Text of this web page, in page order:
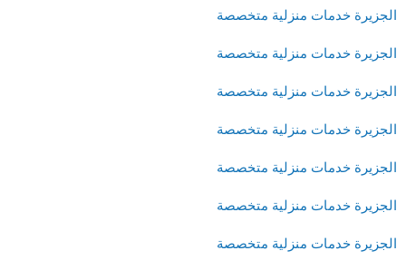
الجزيرة خدمات منزلية متخصصة
الجزيرة خدمات منزلية متخصصة
الجزيرة خدمات منزلية متخصصة
الجزيرة خدمات منزلية متخصصة
الجزيرة خدمات منزلية متخصصة
الجزيرة خدمات منزلية متخصصة
الجزيرة خدمات منزلية متخصصة